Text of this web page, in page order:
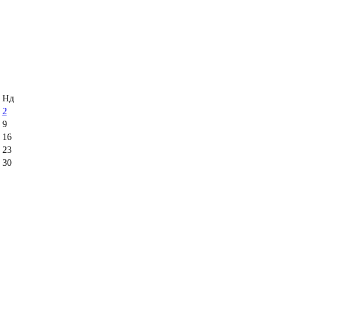
Нд
2
9
16
23
30